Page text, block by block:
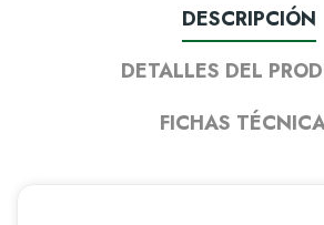
DESCRIPCIÓN
DETALLES DEL
FICHAS